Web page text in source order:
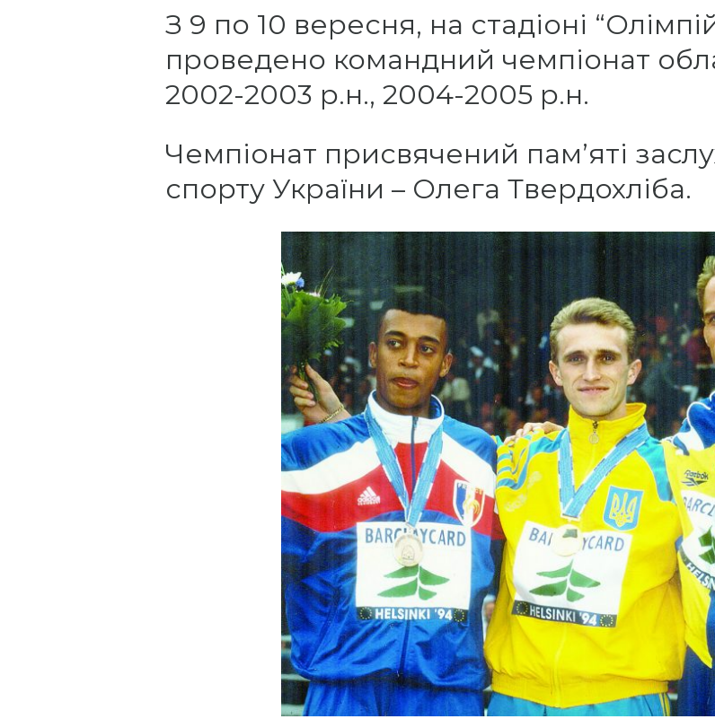
З 9 по 10 вересня, на стадіоні
проведено командний чемпіонат
2002-2003 р.н., 2004-2005 р.н.
Чемпіонат присвячений пам’яті
спорту України – Олега Твердохліба.